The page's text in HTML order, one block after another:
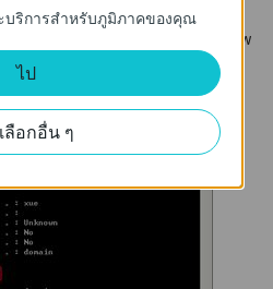
window, press Enter, it will show
information of this
ริการสำหรับภูมิภาคของคุณ
ไป
ลือกอื่น ๆ